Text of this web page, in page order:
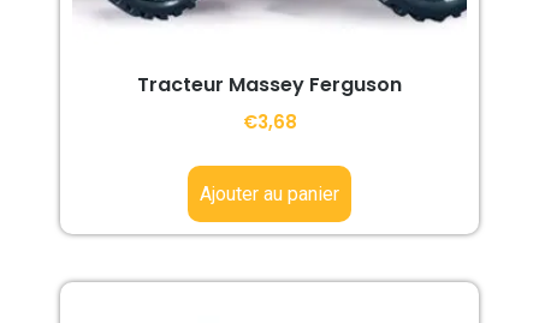
Tracteur Massey Ferguson
€3,68
Ajouter au panier